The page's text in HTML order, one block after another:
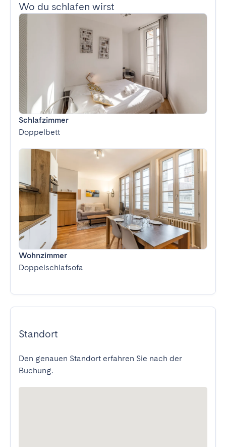
Wo du schlafen wirst
Schlafzimmer
Doppelbett
Wohnzimmer
Doppelschlafsofa
Standort
Den genauen Standort erfahren Sie nach der
Buchung.